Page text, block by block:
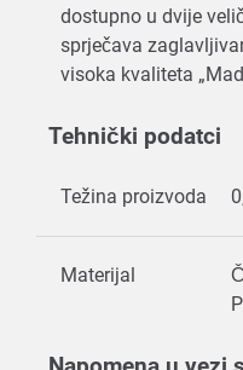
dostupno u dvije
sprječava
visoka kvaliteta
Tehnički podatci
Težina proizvoda
Materijal